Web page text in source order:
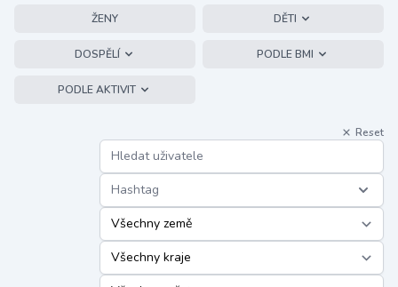
ŽENY DĚTI
DOSPĚLÍ PODLE BMI
PODLE AKTIVIT
Reset
Hashtag